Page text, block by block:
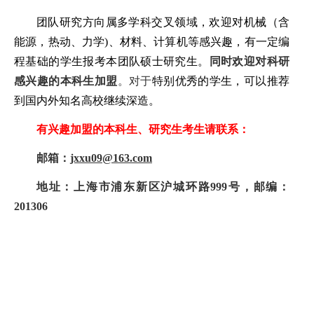
团队研究方向属多学科交叉领域，欢迎对机械（含
能源，热动、力学) 、材料、计算机等感兴趣，有一定编
程基础的学生报考本团队硕士研究生。
同时欢迎对科研
感兴趣的本科生加盟 。对于特别优秀的学生，可以推荐
到国内外知名高校继续深造。
有兴趣加盟的本科生、研究生考生请联系：
邮箱： jxxu09@163.com
地址：上海市浦东新区沪城环路999号，邮编：
201306